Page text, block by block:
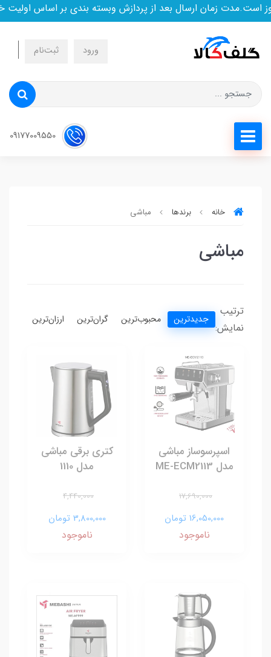
زمان ارسال بعد از پردازش وبسته بندی بر اساس اولیت
ورود ثبت‌نام
خانه برندها مباشی
مباشی
ترتیب
نمایش:
جدیدترین محبوب‌ترین گران‌ترین ارزان‌ترین
اسپرسوساز مباشی
مدل ME-ECM2113
17,690,000
16,050,000 تومان
ناموجود
کتری برقی مباشی
مدل 1110
4,440,000
3,800,000 تومان
ناموجود